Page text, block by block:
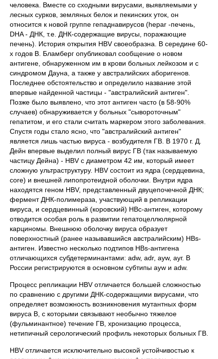
человека. Вместе со сходными вирусами, выявляемыми у
лесных сурков, земляных белок и пекинских уток, он
относится к новой группе гепаднавирусов (hepar -печень,
DHA - ДНК, т.е. ДНК-содержащие вирусы, поражающие
печень). История открытия HBV своеобразна. В середине 60-
х годов В. Бламберг опубликовал сообщение о новом
антигене, обнаруженном им в крови больных лейкозом и с
синдромом Дауна, а также у австралийских аборигенов.
Последнее обстоятельство и определило название этой
впервые найденной частицы - "австралийский антиген".
Позже было выявлено, что этот антиген часто (в 58-90%
случаев) обнаруживается у больных "сывороточным"
гепатитом, и его стали считать маркером этого заболевания.
Спустя годы стало ясно, что "австралийский антиген"
является лишь частью вируса - возбудителя ГВ. В 1970 г. Д.
Дейн впервые выделил полный вирус ГВ (так называемую
частицу Дейна) - HBV с диаметром 42 им, который имеет
сложную ультраструктуру. HBV состоит из ядра (сердцевина,
core) и внешней липопротеидной оболочки. Внутри ядра
находятся геном HBV, представленный двуцепочечной ДНК;
фермент ДНК-полимераза, участвующий в репликации
вируса, и сердцевинный (коровский) HBc-антиген, которому
отводится особая роль в развитии гепатоцеллюлярной
карциномы. Внешнюю оболочку вируса образует
поверхностный (ранее называвшийся австралийским) HBs-
антиген. Известно несколько подтипов HBs-антигена
отличающихся субдетерминантами: adw, adr, ayw, ауг. В
России регистрируются в основном субтипы ayw и adw.
Процесс репликации HBV отличается большей сложностью
по сравнению с другими ДНК-содержащими вирусами, что
определяет возможность возникновения мутантных форм
вируса В, с которыми связывают необычно тяжелое
(фульминантное) течение ГВ, хронизацию процесса,
нетипичный серологический профиль некоторых больных ГВ.
HBV отличается исключительно высокой устойчивостью к